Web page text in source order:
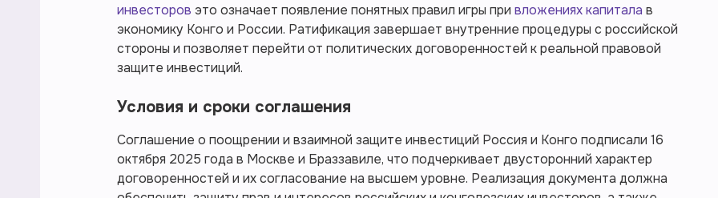
инвесторов это означает появление понятных правил игры при вложениях капитала в
экономику Конго и России. Ратификация завершает внутренние процедуры с российской
стороны и позволяет перейти от политических договоренностей к реальной правовой
защите инвестиций.
Условия и сроки соглашения
Соглашение о поощрении и взаимной защите инвестиций Россия и Конго подписали 16
октября 2025 года в Москве и Браззавиле, что подчеркивает двусторонний характер
договоренностей и их согласование на высшем уровне. Реализация документа должна